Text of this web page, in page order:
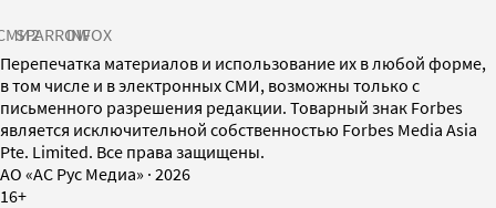
SPARROWINFOX
Перепечатка материалов и использование их в любой форме,
в том числе и в электронных СМИ, возможны только с
письменного разрешения редакции. Товарный знак Forbes
является исключительной собственностью Forbes Media Asia
Pte. Limited. Все права защищены.
AO «АС Рус Медиа» · 2026
16+